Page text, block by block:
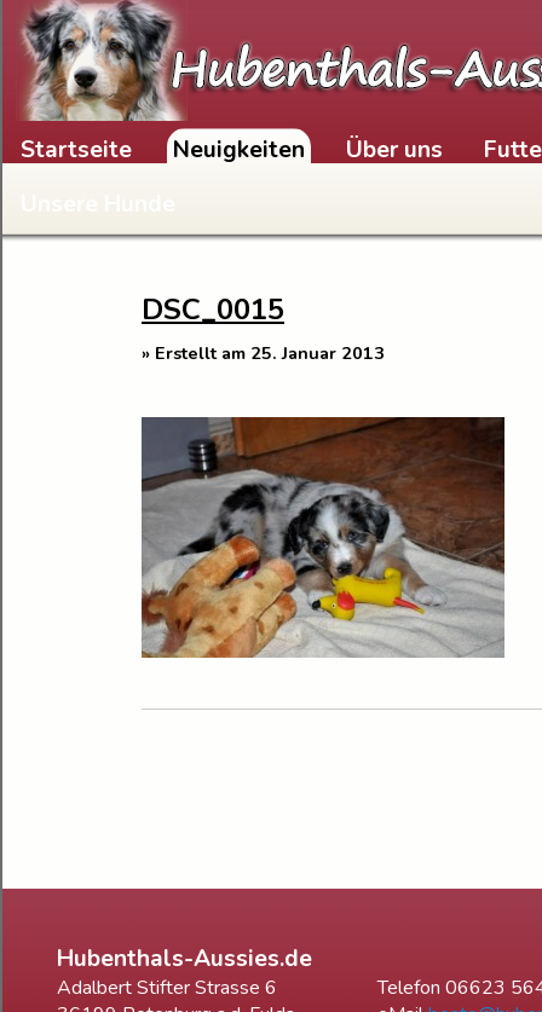
Skip to content
Startseite Neuigkeiten Über uns
Unsere Hunde
DSC_0015
» Erstellt am 25. Januar 2013
Hubenthals-Aussies.de
Adalbert Stifter Strasse 6
Telefon 06623